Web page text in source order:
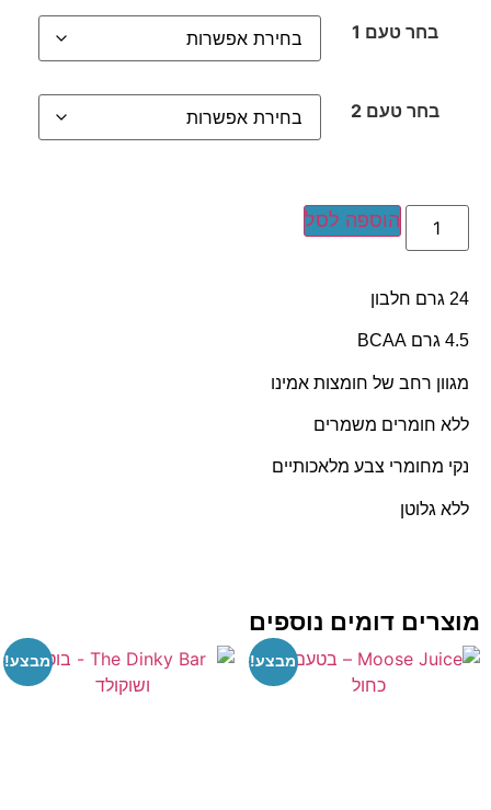
בחר טעם 1
בחר טעם 2
הוספה לסל
רחב של חומצות אמינו
חומרים משמרים
מחומרי צבע מלאכותיים
גלוטן
דומים נוספים
מבצע! מבצע!